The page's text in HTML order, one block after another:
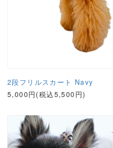
2段フリルスカート Navy
5,000円(税込5,500円)